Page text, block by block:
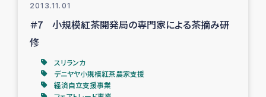
女性の生計向上を通じた子どもの栄養改善事業
2013.11.01
＃7 小規模紅茶開発局の専門家による茶摘み研
修
スリランカ
デニヤヤ小規模紅茶農家支援
経済自立支援事業